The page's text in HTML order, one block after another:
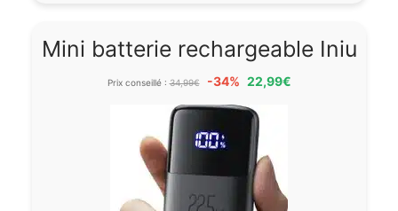
Mini batterie rechargeable Iniu
Prix conseillé :34,99€ -34% 22,99€